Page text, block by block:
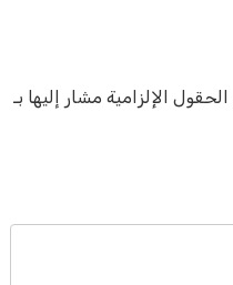
الحقول الإلزامية مشار إليها بـ